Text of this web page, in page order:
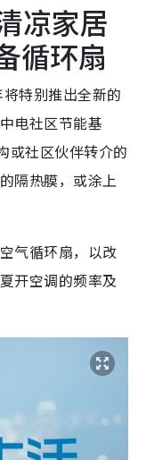
凉家居
循环扇
特别推出全新的
电社区节能基
或社区伙伴转介的
隔热膜，或涂上
气循环扇，以改
开空调的频率及